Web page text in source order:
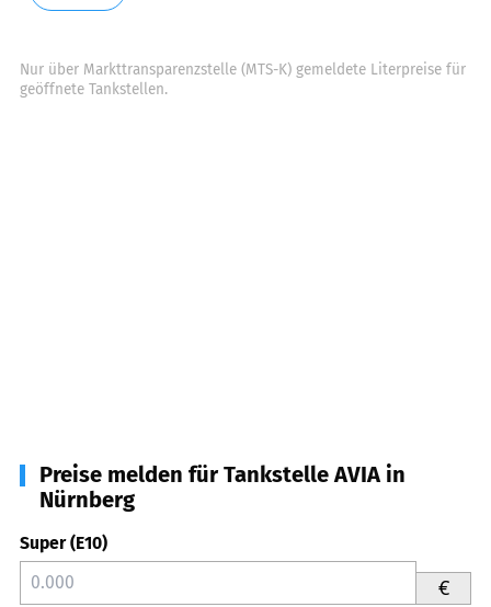
Nur über Markttransparenzstelle (MTS-K) gemeldete Literpreise für
geöffnete Tankstellen.
Preise melden für Tankstelle AVIA in
Nürnberg
Super (E10)
€